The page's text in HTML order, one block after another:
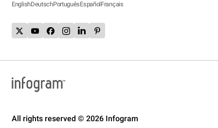
EnglishDeutschPortuguêsEspañolFrançais
All rights reserved © 2026 Infogram